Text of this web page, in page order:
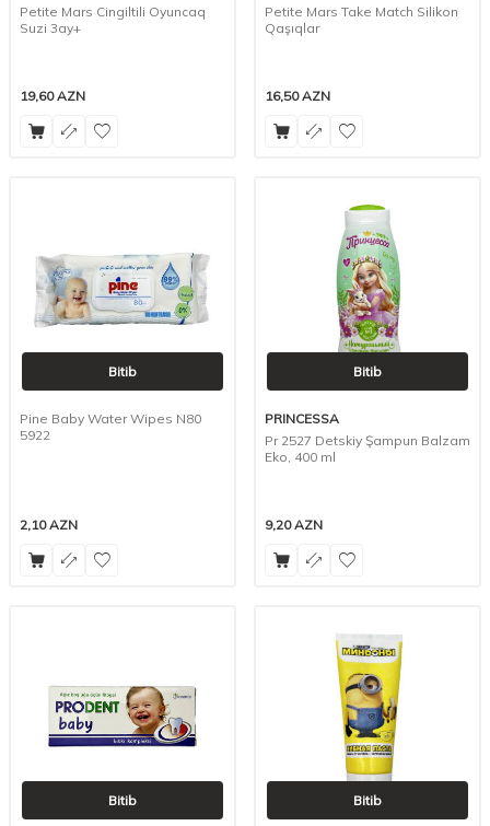
Petite Mars Cingiltili Oyuncaq
Suzi 3ay+
19,60AZN
Petite Mars Take Match Silikon
Qaşıqlar
16,50AZN
Bitib
Pine Baby Water Wipes N80
5922
2,10AZN
Bitib
PRINCESSA
Pr 2527 Detskiy Şampun Balzam
Eko, 400 ml
9,20AZN
Bitib Bitib